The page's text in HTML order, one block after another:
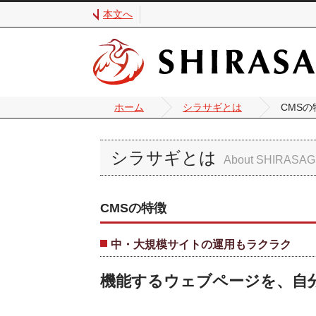
本文へ
ホーム シラサギとは CMSの
シラサギとは
CMSの特徴
中・大規模サイトの運用もラクラク
機能するウェブページを、自